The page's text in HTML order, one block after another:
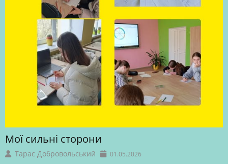
Мої сильні сторони
Тарас Добровольський 01.05.2026